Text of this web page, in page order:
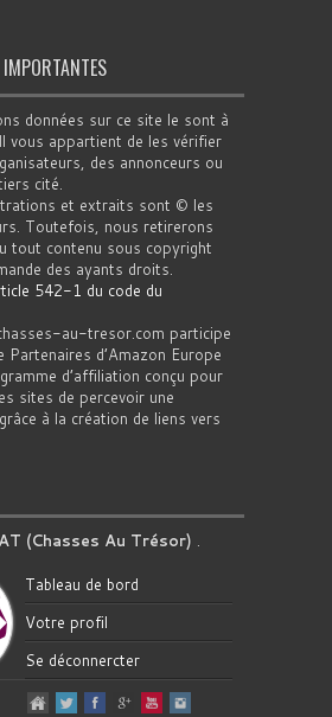
données sur ce site le sont à
vous appartient de les vérifier
des annonceurs ou
cité.
et extraits sont © les
Toutefois, nous retirerons
tout contenu sous copyright
des ayants droits.
542-1 du code du
au-tresor.com participe
Partenaires d’Amazon Europe
d’affiliation conçu pour
sites de percevoir une
à la création de liens vers
(Chasses Au Trésor) .
Tableau de bord
Votre profil
Se déconnercter